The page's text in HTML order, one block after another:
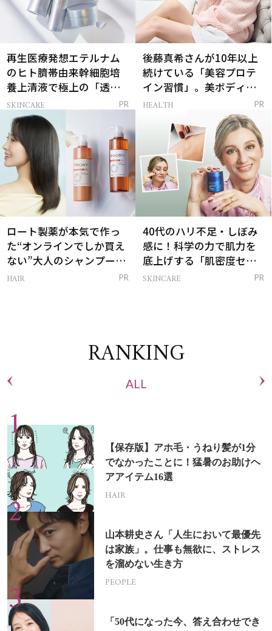
再生医療発想エテルナム
のヒト臍帯由来幹細胞培
養上清液で極上の「透明
感ハリ肌」へ
SKINCARE PR
後藤真希さんが10年以上
続けている「美容プロテ
イン習慣」。美ボディを
支える朝ルーティンと
HEALTH PR
ロート製薬が本気で作っ
た“オンラインでしか買え
ない”大人のシャンプー＆
トリートメントって？
HAIR PR
40代のハリ不足・しぼみ
感に！科学の力で肌力を
底上げする「肌密度セラ
ム」
SKINCARE PR
RANKING
ALL
【保存版】アホ毛・うねり髪が1分
でなかったことに！猛暑のお助けヘ
アアイテム16選
HAIR
山本耕史さん「人生において最優先
は家族」。仕事も無欲に、ストレス
を溜めない生き方
PEOPLE
「50代になった今、答え合わせでき